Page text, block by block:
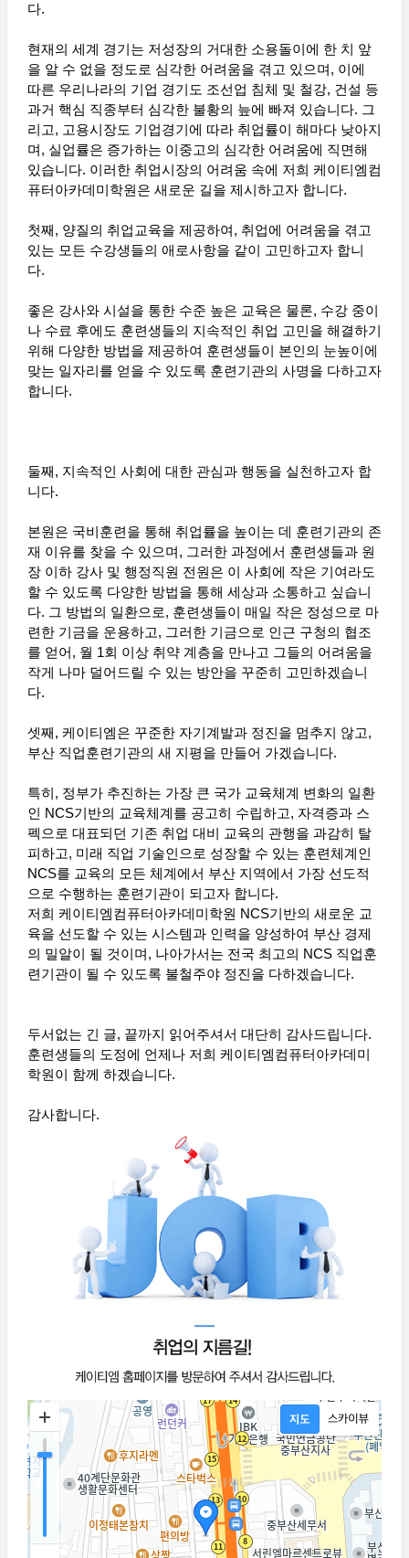
다.
현재의 세계 경기는 저성장의 거대한 소용돌이에 한 치 앞
을 알 수 없을 정도로 심각한 어려움을 겪고 있으며, 이에
따른 우리나라의 기업 경기도 조선업 침체 및 철강, 건설 등
과거 핵심 직종부터 심각한 불황의 늪에 빠져 있습니다. 그
리고, 고용시장도 기업경기에 따라 취업률이 해마다 낮아지
며, 실업률은 증가하는 이중고의 심각한 어려움에 직면해
있습니다. 이러한 취업시장의 어려움 속에 저희 케이티엠컴
퓨터아카데미학원은 새로운 길을 제시하고자 합니다.
첫째, 양질의 취업교육을 제공하여, 취업에 어려움을 겪고
있는 모든 수강생들의 애로사항을 같이 고민하고자 합니
다.
좋은 강사와 시설을 통한 수준 높은 교육은 물론, 수강 중이
나 수료 후에도 훈련생들의 지속적인 취업 고민을 해결하기
위해 다양한 방법을 제공하여 훈련생들이 본인의 눈높이에
맞는 일자리를 얻을 수 있도록 훈련기관의 사명을 다하고자
합니다.
둘째, 지속적인 사회에 대한 관심과 행동을 실천하고자 합
니다.
본원은 국비훈련을 통해 취업률을 높이는 데 훈련기관의 존
재 이유를 찾을 수 있으며, 그러한 과정에서 훈련생들과 원
장 이하 강사 및 행정직원 전원은 이 사회에 작은 기여라도
할 수 있도록 다양한 방법을 통해 세상과 소통하고 싶습니
다. 그 방법의 일환으로, 훈련생들이 매일 작은 정성으로 마
련한 기금을 운용하고, 그러한 기금으로 인근 구청의 협조
를 얻어, 월 1회 이상 취약 계층을 만나고 그들의 어려움을
작게 나마 덜어드릴 수 있는 방안을 꾸준히 고민하겠습니
다.
셋째, 케이티엠은 꾸준한 자기계발과 정진을 멈추지 않고,
부산 직업훈련기관의 새 지평을 만들어 가겠습니다.
특히, 정부가 추진하는 가장 큰 국가 교육체계 변화의 일환
인 NCS기반의 교육체계를 공고히 수립하고, 자격증과 스
펙으로 대표되던 기존 취업 대비 교육의 관행을 과감히 탈
피하고, 미래 직업 기술인으로 성장할 수 있는 훈련체계인
NCS를 교육의 모든 체계에서 부산 지역에서 가장 선도적
으로 수행하는 훈련기관이 되고자 합니다.
저희 케이티엠컴퓨터아카데미학원 NCS기반의 새로운 교
육을 선도할 수 있는 시스템과 인력을 양성하여 부산 경제
의 밀알이 될 것이며, 나아가서는 전국 최고의 NCS 직업훈
련기관이 될 수 있도록 불철주야 정진을 다하겠습니다.
두서없는 긴 글, 끝까지 읽어주셔서 대단히 감사드립니다.
훈련생들의 도정에 언제나 저희 케이티엠컴퓨터아카데미
학원이 함께 하겠습니다.
감사합니다.